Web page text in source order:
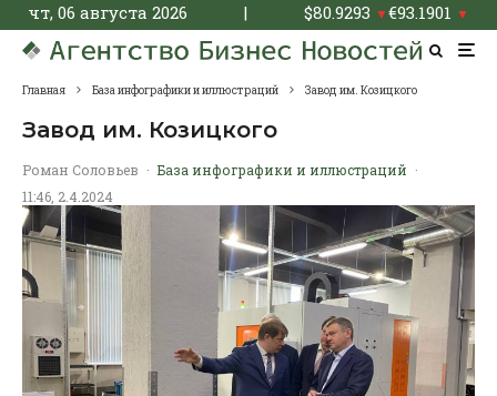
чт, 06 августа 2026 | $80.9293 ▼€93.1901 ▼
Главная База инфографики и иллюстраций Завод им. Козицкого
Завод им. Козицкого
Роман Соловьев · База инфографики и иллюстраций ·
11:46, 2.4.2024